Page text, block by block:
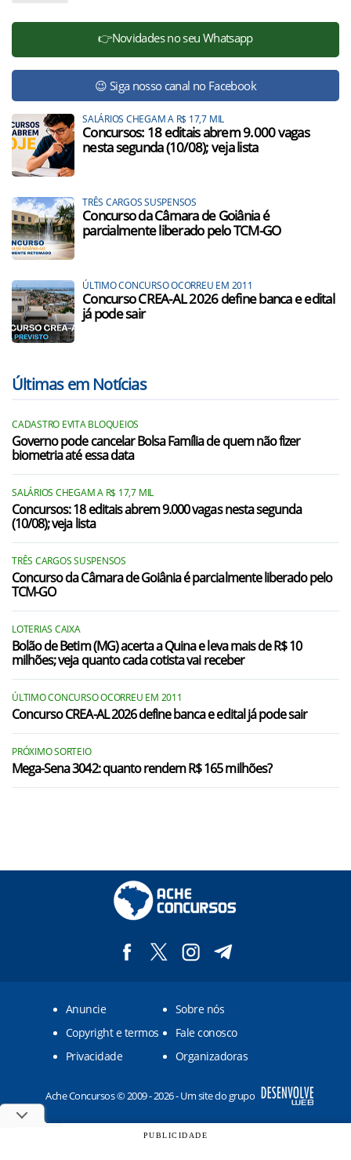
👉Novidades no seu Whatsapp
😉 Siga nosso canal no Facebook
SALÁRIOS CHEGAM A R$ 17,7 MIL
Concursos: 18 editais abrem 9.000 vagas
nesta segunda (10/08); veja lista
TRÊS CARGOS SUSPENSOS
Concurso da Câmara de Goiânia é
parcialmente liberado pelo TCM-GO
ÚLTIMO CONCURSO OCORREU EM 2011
Concurso CREA-AL 2026 define banca e edital
já pode sair
Últimas em Notícias
CADASTRO EVITA BLOQUEIOS
Governo pode cancelar Bolsa Família de quem não fizer
biometria até essa data
SALÁRIOS CHEGAM A R$ 17,7 MIL
Concursos: 18 editais abrem 9.000 vagas nesta segunda
(10/08); veja lista
TRÊS CARGOS SUSPENSOS
Concurso da Câmara de Goiânia é parcialmente liberado pelo
TCM-GO
LOTERIAS CAIXA
Bolão de Betim (MG) acerta a Quina e leva mais de R$ 10
milhões; veja quanto cada cotista vai receber
ÚLTIMO CONCURSO OCORREU EM 2011
Concurso CREA-AL 2026 define banca e edital já pode sair
PRÓXIMO SORTEIO
Mega-Sena 3042: quanto rendem R$ 165 milhões?
Anuncie
Sobre nós
Copyright e termos
Fale conosco
Privacidade
Organizadoras
Ache Concursos © 2009 - 2026 - Um site do grupo
PUBLICIDADE